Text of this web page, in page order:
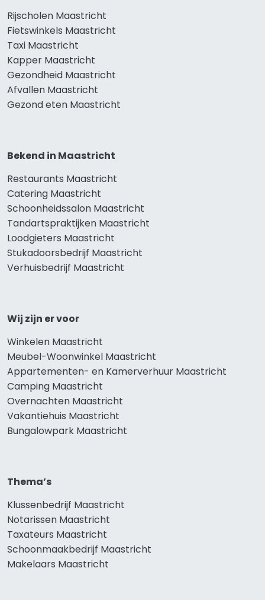
Rijscholen Maastricht
Fietswinkels Maastricht
Taxi Maastricht
Kapper Maastricht
Gezondheid Maastricht
Afvallen Maastricht
Gezond eten Maastricht
Bekend in Maastricht
Restaurants Maastricht
Catering Maastricht
Schoonheidssalon Maastricht
Tandartspraktijken Maastricht
Loodgieters Maastricht
Stukadoorsbedrijf Maastricht
Verhuisbedrijf Maastricht
Wij zijn er voor
Winkelen Maastricht
Meubel-Woonwinkel Maastricht
Appartementen- en Kamerverhuur Maastricht
Camping Maastricht
Overnachten Maastricht
Vakantiehuis Maastricht
Bungalowpark Maastricht
Thema’s
Klussenbedrijf Maastricht
Notarissen Maastricht
Taxateurs Maastricht
Schoonmaakbedrijf Maastricht
Makelaars Maastricht